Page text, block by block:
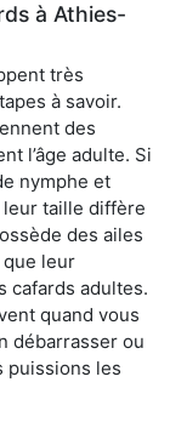
à Athies-
très
à savoir.
des
l’âge adulte. Si
nymphe et
leur taille diffère
des ailes
que leur
cafards adultes.
quand vous
débarrasser ou
puissions les